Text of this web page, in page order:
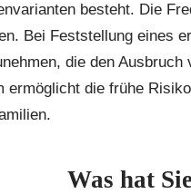
besteht. Die
Bei Feststellung eines
die den
ermöglicht die frühe
Was hat